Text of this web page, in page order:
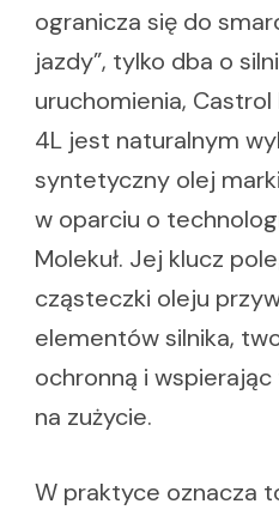
ogranicza się do
jazdy”, tylko dba o
uruchomienia,
4L jest naturalnym
syntetyczny olej marki
w oparciu o
Molekuł. Jej klucz
cząsteczki oleju
elementów silnika,
ochronną i
na zużycie.
W praktyce oznacza